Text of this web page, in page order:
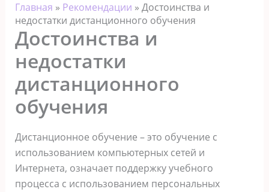
Главная » Рекомендации » Достоинства и
недостатки дистанционного обучения
Достоинства и
недостатки
дистанционного
обучения
Дистанционное обучение – это обучение с
использованием компьютерных сетей и
Интернета, означает поддержку учебного
процесса с использованием персональных